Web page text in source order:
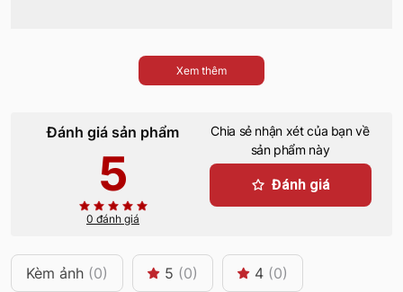
Xem thêm
Đánh giá sản phẩm
5
0 đánh giá
Chia sẻ nhận xét của bạn về
sản phẩm này
Đánh giá
Kèm ảnh (0) 5 (0) 4 (0)